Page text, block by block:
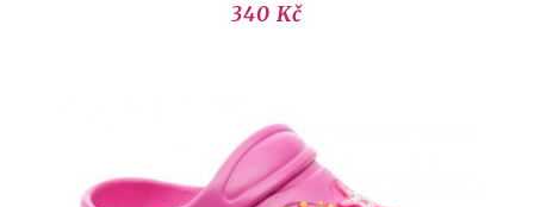
340 Kč